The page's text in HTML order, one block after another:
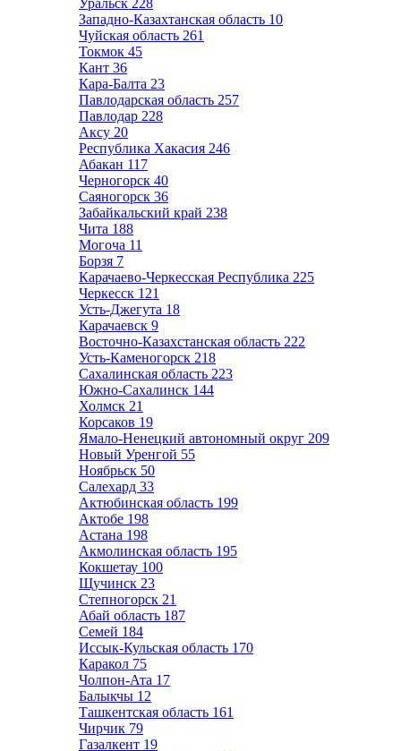
Уральск 228
Западно-Казахтанская область 10
Чуйская область 261
Токмок 45
Кант 36
Кара-Балта 23
Павлодарская область 257
Павлодар 228
Аксу 20
Республика Хакасия 246
Абакан 117
Черногорск 40
Саяногорск 36
Забайкальский край 238
Чита 188
Могоча 11
Борзя 7
Карачаево-Черкесская Республика 225
Черкесск 121
Усть-Джегута 18
Карачаевск 9
Восточно-Казахстанская область 222
Усть-Каменогорск 218
Сахалинская область 223
Южно-Сахалинск 144
Холмск 21
Корсаков 19
Ямало-Ненецкий автономный округ 209
Новый Уренгой 55
Ноябрьск 50
Салехард 33
Актюбинская область 199
Актобе 198
Астана 198
Акмолинская область 195
Кокшетау 100
Щучинск 23
Степногорск 21
Абай область 187
Семей 184
Иссык-Кульская область 170
Каракол 75
Чолпон-Ата 17
Балыкчы 12
Ташкентская область 161
Чирчик 79
Газалкент 19